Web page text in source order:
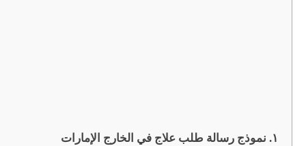
نموذج رسالة طلب علاج في الخارج الإمارات